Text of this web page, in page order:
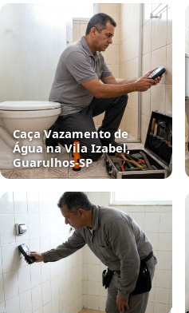
Caça Vazamento de
Água na Vila Izabel,
Guarulhos‑SP